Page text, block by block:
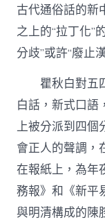
古代通俗話的新
之上的“拉丁化”
分歧”或許“廢止
瞿秋白對五
白話，新式口語
上被分派到四個
會正人的聲調，
在報紙上，為年
務報》和《新平
與明清構成的陳